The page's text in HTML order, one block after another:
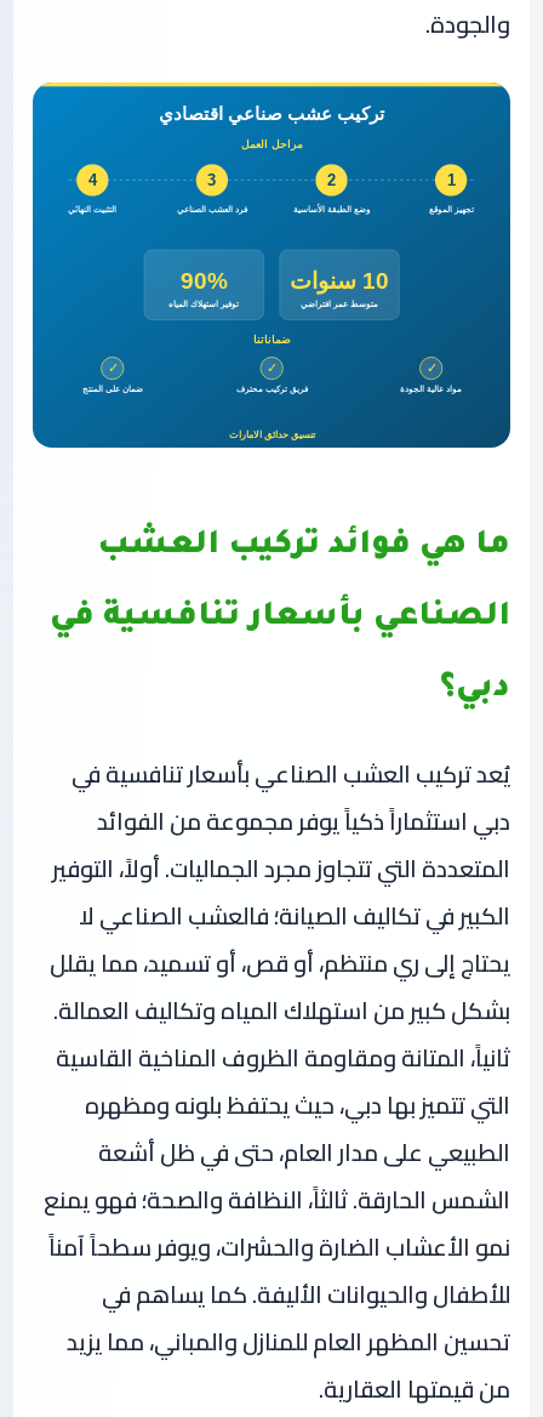
والجودة.
ما هي فوائد تركيب العشب
الصناعي بأسعار تنافسية في
دبي؟
يُعد تركيب العشب الصناعي بأسعار تنافسية في
دبي استثماراً ذكياً يوفر مجموعة من الفوائد
المتعددة التي تتجاوز مجرد الجماليات. أولاً، التوفير
الكبير في تكاليف الصيانة؛ فالعشب الصناعي لا
يحتاج إلى ري منتظم، أو قص، أو تسميد، مما يقلل
بشكل كبير من استهلاك المياه وتكاليف العمالة.
ثانياً، المتانة ومقاومة الظروف المناخية القاسية
التي تتميز بها دبي، حيث يحتفظ بلونه ومظهره
الطبيعي على مدار العام، حتى في ظل أشعة
الشمس الحارقة. ثالثاً، النظافة والصحة؛ فهو يمنع
نمو الأعشاب الضارة والحشرات، ويوفر سطحاً آمناً
للأطفال والحيوانات الأليفة. كما يساهم في
تحسين المظهر العام للمنازل والمباني، مما يزيد
من قيمتها العقارية.